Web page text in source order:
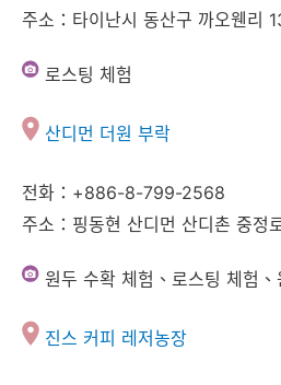
주소：타이난시 동산구 까오웬리
로스팅 체험
산디먼 더원 부락
전화：+886-8-799-2568
주소：핑동현 산디먼 산디촌 중정
원두 수확 체험、로스팅 체험、
진스 커피 레저농장